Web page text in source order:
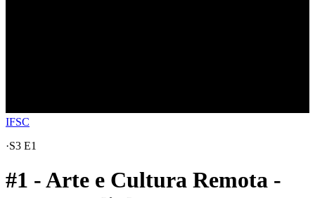
IFSC
·S3 E1
#1 - Arte e Cultura Remota -